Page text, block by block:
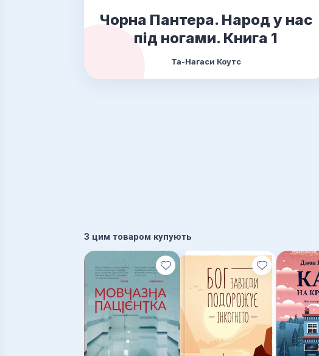
Чорна Пантера. Народ у нас
під ногами. Книга 1
Та-Нагаси Коутс
З цим товаром купують